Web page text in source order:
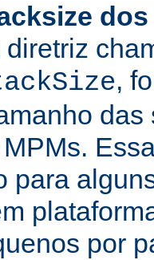
,
para
por